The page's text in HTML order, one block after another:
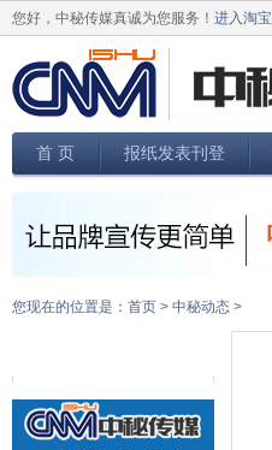
您好，中秘传媒真诚为您服务！ 进入淘宝
首 页 报纸发表刊登
您现在的位置是： 首页 > 中秘动态 >